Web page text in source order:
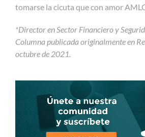
tomarse la cicuta que con amor
*Director en Sector Financiero y
Columna publicada originalmente en
octubre de 2021.